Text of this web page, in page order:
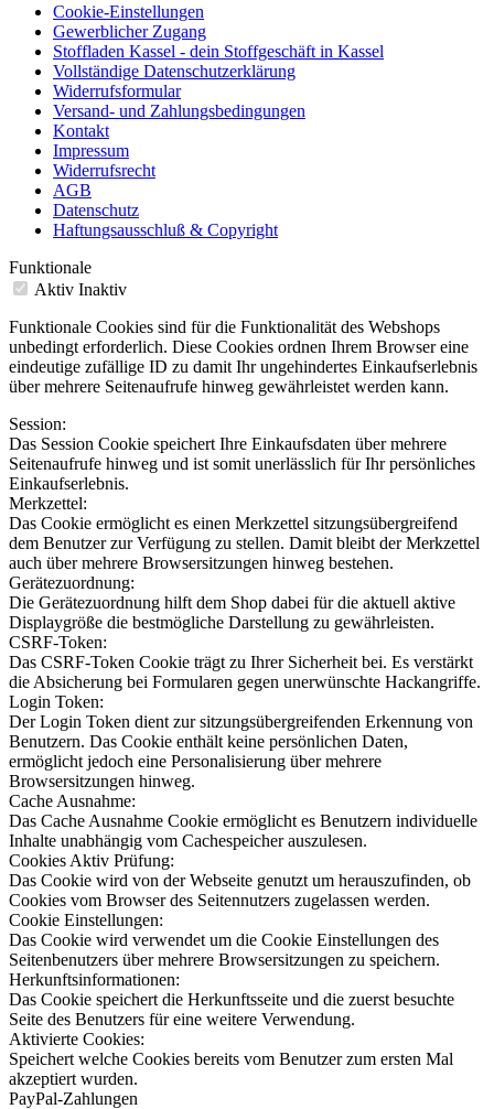
Cookie-Einstellungen
Gewerblicher Zugang
Stoffladen Kassel - dein Stoffgeschäft in Kassel
Vollständige Datenschutzerklärung
Widerrufsformular
Versand- und Zahlungsbedingungen
Kontakt
Impressum
Widerrufsrecht
AGB
Datenschutz
Haftungsausschluß & Copyright
Funktionale
Aktiv Inaktiv
Funktionale Cookies sind für die Funktionalität des Webshops
unbedingt erforderlich. Diese Cookies ordnen Ihrem Browser eine
eindeutige zufällige ID zu damit Ihr ungehindertes Einkaufserlebnis
über mehrere Seitenaufrufe hinweg gewährleistet werden kann.
Session:
Das Session Cookie speichert Ihre Einkaufsdaten über mehrere
Seitenaufrufe hinweg und ist somit unerlässlich für Ihr persönliches
Einkaufserlebnis.
Merkzettel:
Das Cookie ermöglicht es einen Merkzettel sitzungsübergreifend
dem Benutzer zur Verfügung zu stellen. Damit bleibt der Merkzettel
auch über mehrere Browsersitzungen hinweg bestehen.
Gerätezuordnung:
Die Gerätezuordnung hilft dem Shop dabei für die aktuell aktive
Displaygröße die bestmögliche Darstellung zu gewährleisten.
CSRF-Token:
Das CSRF-Token Cookie trägt zu Ihrer Sicherheit bei. Es verstärkt
die Absicherung bei Formularen gegen unerwünschte Hackangriffe.
Login Token:
Der Login Token dient zur sitzungsübergreifenden Erkennung von
Benutzern. Das Cookie enthält keine persönlichen Daten,
ermöglicht jedoch eine Personalisierung über mehrere
Browsersitzungen hinweg.
Cache Ausnahme:
Das Cache Ausnahme Cookie ermöglicht es Benutzern individuelle
Inhalte unabhängig vom Cachespeicher auszulesen.
Cookies Aktiv Prüfung:
Das Cookie wird von der Webseite genutzt um herauszufinden, ob
Cookies vom Browser des Seitennutzers zugelassen werden.
Cookie Einstellungen:
Das Cookie wird verwendet um die Cookie Einstellungen des
Seitenbenutzers über mehrere Browsersitzungen zu speichern.
Herkunftsinformationen:
Das Cookie speichert die Herkunftsseite und die zuerst besuchte
Seite des Benutzers für eine weitere Verwendung.
Aktivierte Cookies:
Speichert welche Cookies bereits vom Benutzer zum ersten Mal
akzeptiert wurden.
PayPal-Zahlungen